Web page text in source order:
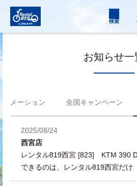
検索
お知らせ一
ォメーション 全国キャンペーン
2025/08/24
西宮店
レンタル819西宮 [823] KTM 390
できるのは、レンタル819西宮だけ